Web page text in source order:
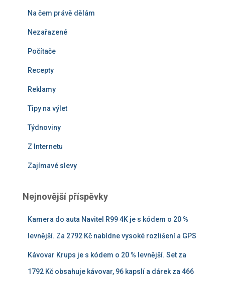
Na čem právě dělám
Nezařazené
Počítače
Recepty
Reklamy
Tipy na výlet
Týdnoviny
Z Internetu
Zajímavé slevy
Nejnovější příspěvky
Kamera do auta Navitel R99 4K je s kódem o 20 %
levnější. Za 2792 Kč nabídne vysoké rozlišení a GPS
Kávovar Krups je s kódem o 20 % levnější. Set za
1792 Kč obsahuje kávovar, 96 kapslí a dárek za 466